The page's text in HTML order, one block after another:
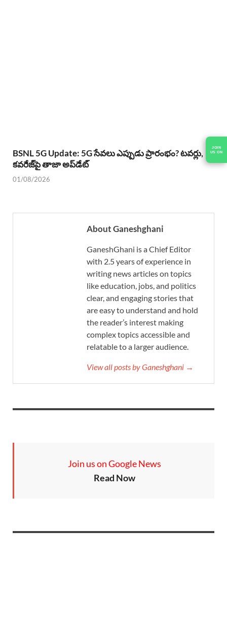
JOIN
US ON
BSNL 5G Update: 5G సేవలు ఎప్పుడు ప్రారంభం? టవర్లు,
కవరేజ్‌పై తాజా అప్‌డేట్
01/08/2026
About Ganeshghani
GaneshGhani is a Chief Editor
with 2.5 years of experience in
writing news articles on topics
like education, jobs, and politics
clear, and engaging stories that
are easy to understand and hold
the reader’s interest making
complex topics accessible and
relatable to a larger audience.
View all posts by Ganeshghani →
Join us on Google News
Read Now